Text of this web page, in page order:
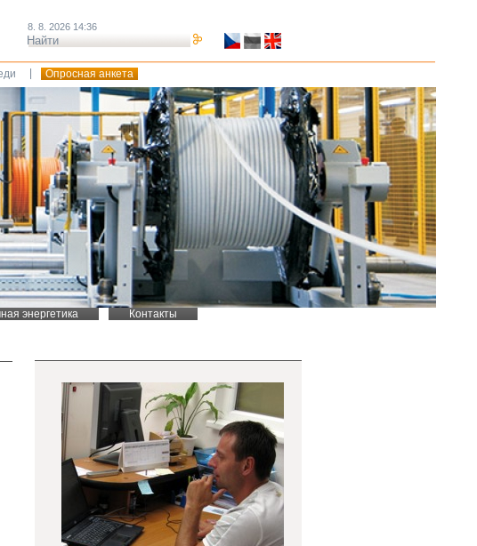
8. 8. 2026 14:36
Опросная анкета
энергетика Контакты